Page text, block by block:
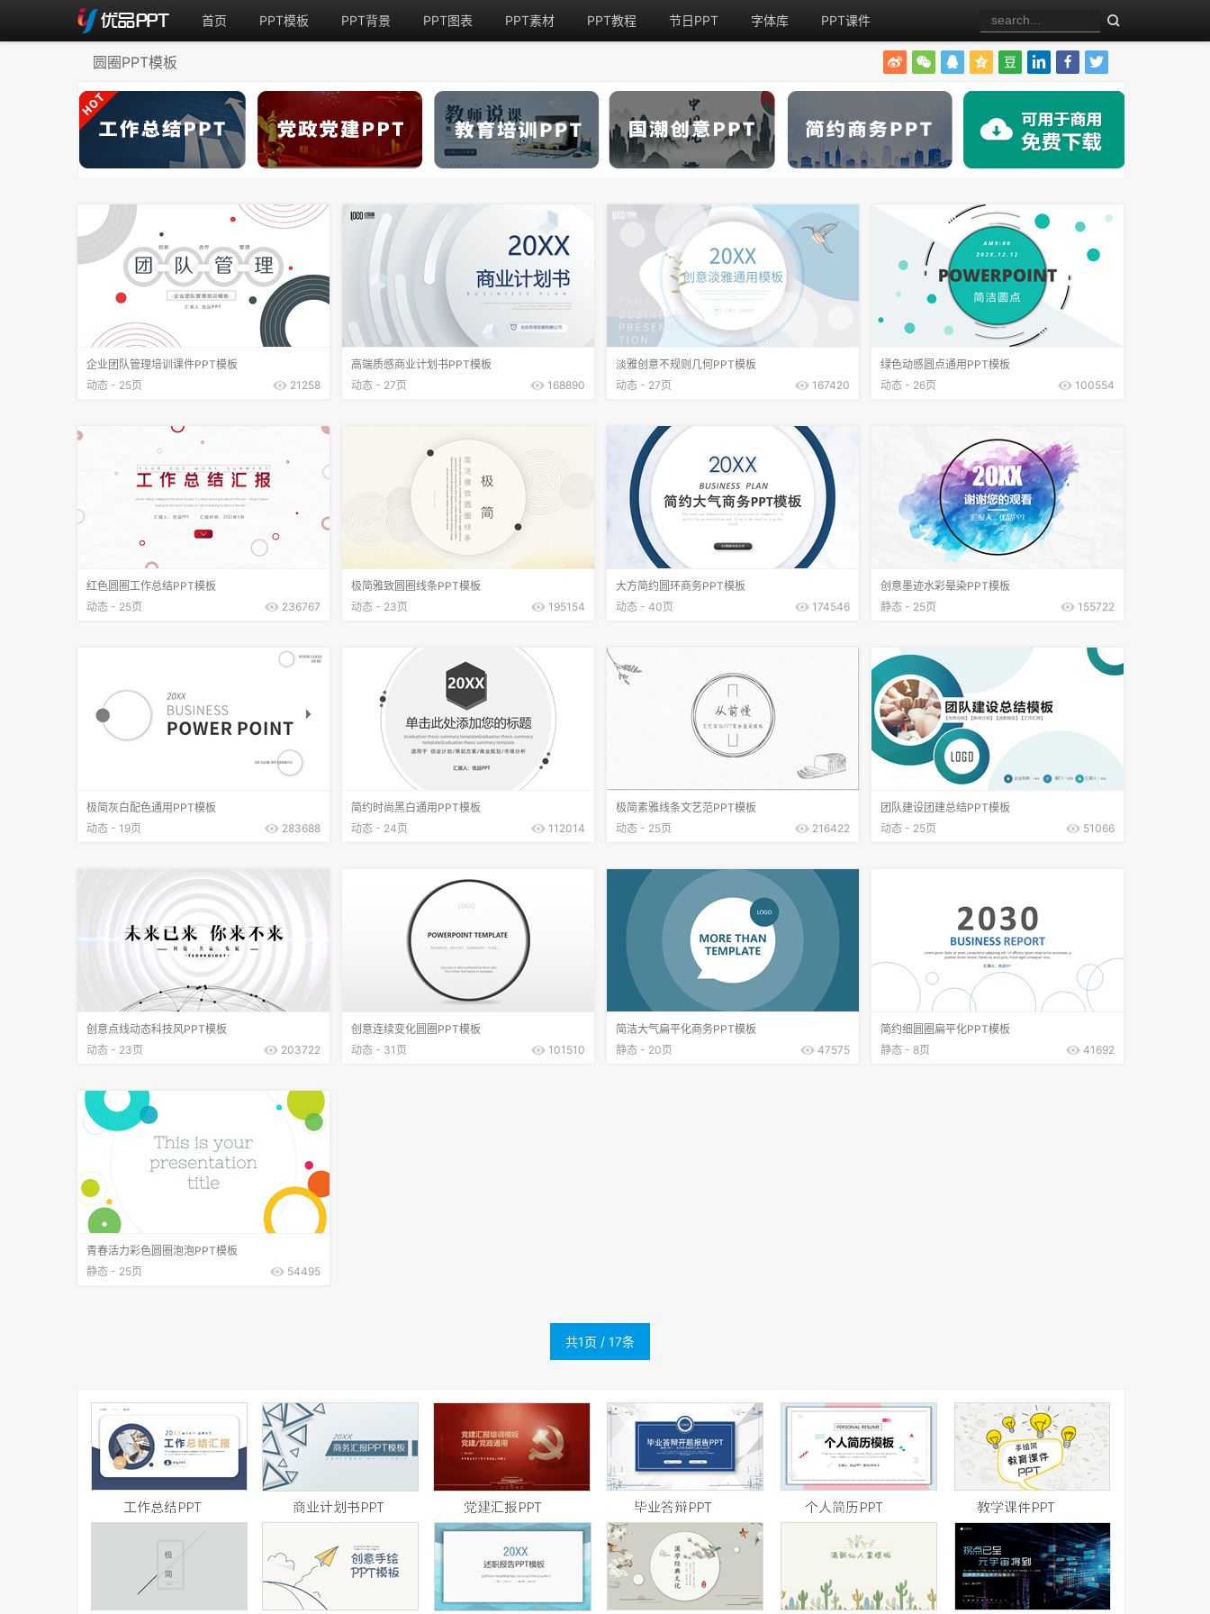
首页 PPT模板 PPT背景 PPT图表 PPT素材 PPT教程 节日PPT 字体库 PPT课件
圆圈PPT模板
企业团队管理培训课件PPT模板
动态 - 25页
21258
高端质感商业计划书PPT模板
动态 - 27页
168890
淡雅创意不规则几何PPT模板
动态 - 27页
167420
绿色动感圆点通用PPT模板
动态 - 26页
100554
红色圆圈工作总结PPT模板
动态 - 25页
236767
极简雅致圆圈线条PPT模板
动态 - 23页
195154
大方简约圆环商务PPT模板
动态 - 40页
174546
创意墨迹水彩晕染PPT模板
静态 - 25页
155722
极简灰白配色通用PPT模板
动态 - 19页
283688
简约时尚黑白通用PPT模板
动态 - 24页
112014
极简素雅线条文艺范PPT模板
动态 - 25页
216422
团队建设团建总结PPT模板
动态 - 25页
51066
创意点线动态科技风PPT模板
动态 - 23页
203722
创意连续变化圆圈PPT模板
动态 - 31页
101510
简洁大气扁平化商务PPT模板
静态 - 20页
47575
简约细圆圈扁平化PPT模板
静态 - 8页
41692
青春活力彩色圆圈泡泡PPT模板
静态 - 25页
54495
共1页 / 17条